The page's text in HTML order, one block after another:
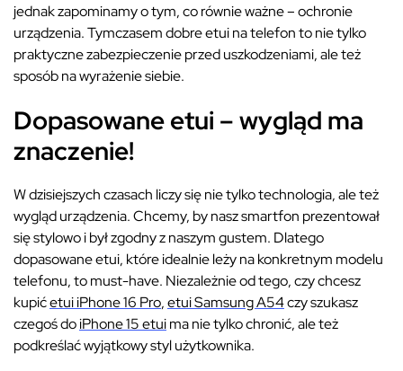
jednak zapominamy o tym, co równie ważne – ochronie
urządzenia. Tymczasem dobre etui na telefon to nie tylko
praktyczne zabezpieczenie przed uszkodzeniami, ale też
sposób na wyrażenie siebie.
Dopasowane etui – wygląd ma
znaczenie!
W dzisiejszych czasach liczy się nie tylko technologia, ale też
wygląd urządzenia. Chcemy, by nasz smartfon prezentował
się stylowo i był zgodny z naszym gustem. Dlatego
dopasowane etui, które idealnie leży na konkretnym modelu
telefonu, to must-have. Niezależnie od tego, czy chcesz
kupićetui iPhone 16 Pro,etui Samsung A54czy szukasz
czegoś doiPhone 15 etuima nie tylko chronić, ale też
podkreślać wyjątkowy styl użytkownika.